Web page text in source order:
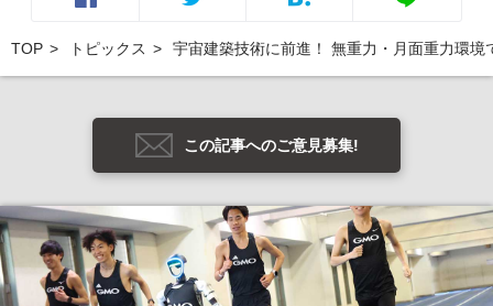
TOP トピックス 宇宙建築技術に前進！ 無重力・月面重力環境
この記事へのご意見募集!